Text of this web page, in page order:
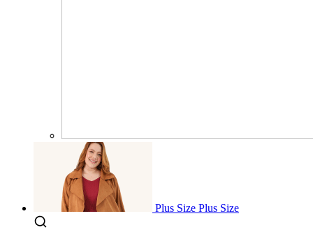
Plus Size Plus Size